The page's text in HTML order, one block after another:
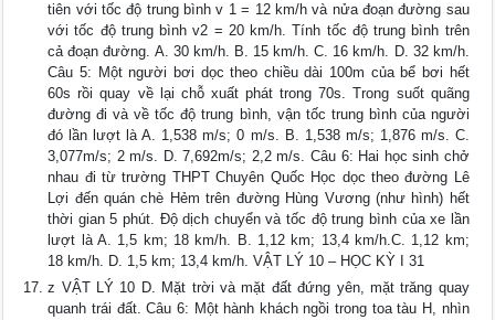
tiên với tốc độ trung bình v 1 = 12 km/h và nửa đoạn đường sau
với tốc độ trung bình v2 = 20 km/h. Tính tốc độ trung bình trên
cả đoạn đường. A. 30 km/h. B. 15 km/h. C. 16 km/h. D. 32 km/h.
Câu 5: Một người bơi dọc theo chiều dài 100m của bể bơi hết
60s rồi quay về lại chỗ xuất phát trong 70s. Trong suốt quãng
đường đi và về tốc độ trung bình, vận tốc trung bình của người
đó lần lượt là A. 1,538 m/s; 0 m/s. B. 1,538 m/s; 1,876 m/s. C.
3,077m/s; 2 m/s. D. 7,692m/s; 2,2 m/s. Câu 6: Hai học sinh chở
nhau đi từ trường THPT Chuyên Quốc Học dọc theo đường Lê
Lợi đến quán chè Hẻm trên đường Hùng Vương (như hình) hết
thời gian 5 phút. Độ dịch chuyển và tốc độ trung bình của xe lần
lượt là A. 1,5 km; 18 km/h. B. 1,12 km; 13,4 km/h.C. 1,12 km;
18 km/h. D. 1,5 km; 13,4 km/h. VẬT LÝ 10 – HỌC KỲ I 31
z VẬT LÝ 10 D. Mặt trời và mặt đất đứng yên, mặt trăng quay
quanh trái đất. Câu 6: Một hành khách ngồi trong toa tàu H, nhìn